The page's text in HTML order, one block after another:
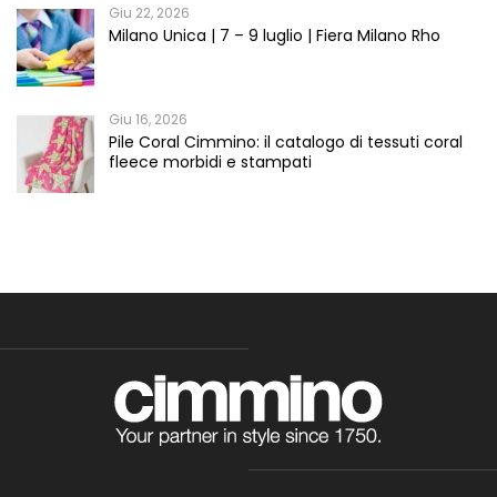
Giu 22, 2026
Milano Unica | 7 – 9 luglio | Fiera Milano Rho
Giu 16, 2026
Pile Coral Cimmino: il catalogo di tessuti coral
fleece morbidi e stampati